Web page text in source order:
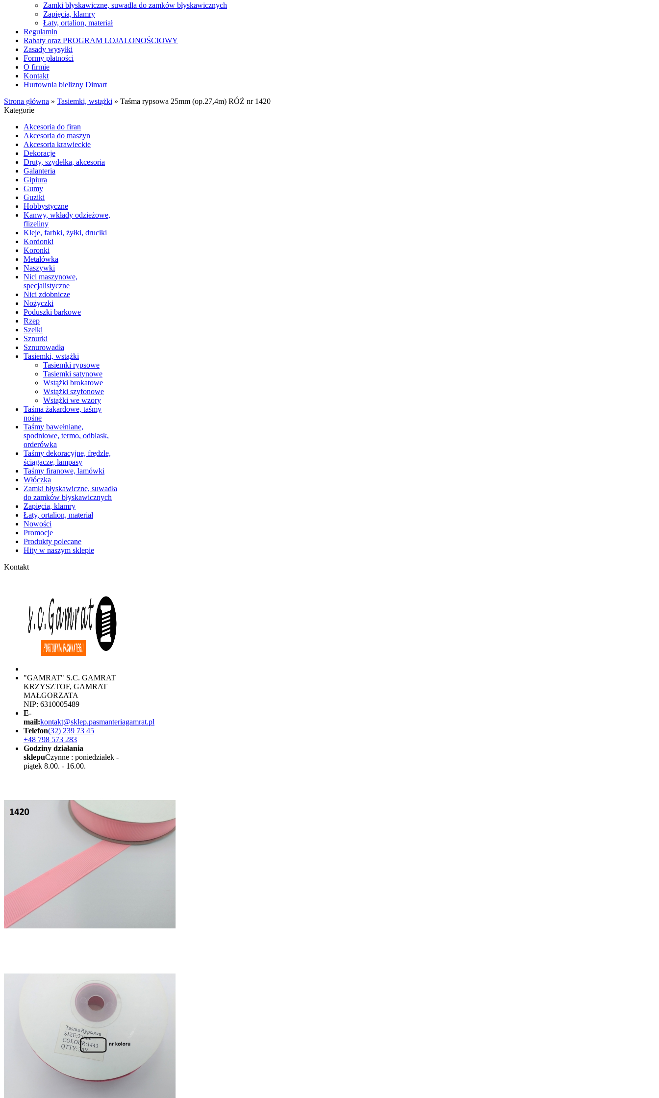
Zamki błyskawiczne, suwadła do zamków błyskawicznych
Zapięcia, klamry
Łaty, ortalion, materiał
Regulamin
Rabaty oraz PROGRAM LOJALONOŚCIOWY
Zasady wysyłki
Formy płatności
O firmie
Kontakt
Hurtownia bielizny Dimart
Strona główna » Tasiemki, wstążki » Taśma rypsowa 25mm (op.27,4m) RÓŻ nr 1420
Kategorie
Akcesoria do firan
Akcesoria do maszyn
Akcesoria krawieckie
Dekoracje
Druty, szydełka, akcesoria
Galanteria
Gipiura
Gumy
Guziki
Hobbystyczne
Kanwy, wkłady odzieżowe,
flizeliny
Kleje, farbki, żyłki, druciki
Kordonki
Koronki
Metalówka
Naszywki
Nici maszynowe,
specjalistyczne
Nici zdobnicze
Nożyczki
Poduszki barkowe
Rzep
Szelki
Sznurki
Sznurowadła
Tasiemki, wstążki
Tasiemki rypsowe
Tasiemki satynowe
Wstążki brokatowe
Wstążki szyfonowe
Wstążki we wzory
Taśma żakardowe, taśmy
nośne
Taśmy bawełniane,
spodniowe, termo, odblask,
orderówka
Taśmy dekoracyjne, frędzle,
ściągacze, lampasy
Taśmy firanowe, lamówki
Włóczka
Zamki błyskawiczne, suwadła
do zamków błyskawicznych
Zapięcia, klamry
Łaty, ortalion, materiał
Nowości
Promocje
Produkty polecane
Hity w naszym sklepie
Kontakt
"GAMRAT" S.C. GAMRAT
KRZYSZTOF, GAMRAT
MAŁGORZATA
NIP: 6310005489
E-
mail:kontakt@sklep.pasmanteriagamrat.pl
Telefon(32) 239 73 45
+48 798 573 283
Godziny działania
sklepuCzynne : poniedziałek -
piątek 8.00. - 16.00.